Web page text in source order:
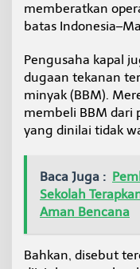
memberatkan
batas
Pengusaha kapal
dugaan tekanan
minyak (BBM).
membeli BBM dari
yang dinilai tidak
Baca Juga :
Sekolah
Aman Bencana
Bahkan, disebut